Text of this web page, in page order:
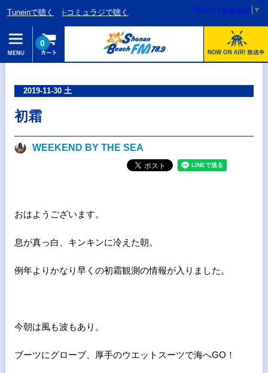
Tuneinで聴く i-コミュラジで聴く Select Language ▼
0
2019-11-30 土
初霜
WEEKEND BY THE SEA
おはようございます。
息が真っ白、キンキンに冷えた朝。
例年よりかなり早くの初霜観測の情報が入りました。
今朝は風も波もあり。
ブーツにグローブ、厚手のウエットスーツで海へGO！